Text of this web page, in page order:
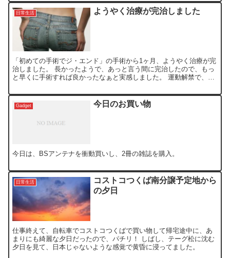
日常生活 ようやく治療が完治しました
「初めての手術でジ・エンド」の手術から1ヶ月、ようやく治療が完
治しました。 長かったようで、あっと言う間に完治したので、もっ
と早くに手術すれば良かったなぁと実感しました。 運動解禁で、ジ
Gadget 今日のお買い物
今日は、BSアンテナを衝動買いし、2冊の雑誌を購入。
日常生活
コストコつくば南分譲予定地から
の夕日
仕事終えて、自転車でコストコつくばで買い物して帰宅途中に、あ
まりにも綺麗な夕日だったので、パチリ！ しばし、テーグ松に沈む
夕日を見て、日本じゃないような感覚で黄昏に浸ってました。